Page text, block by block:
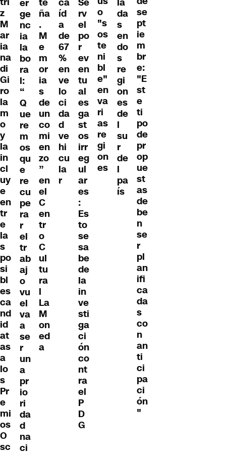
z
M
ar
ia
na
di
Gi
ro
la
m
o
y
la
in
cl
uy
e
en
tr
e
la
s
po
si
bl
es
ca
nd
id
at
as
a
lo
s
Pr
e
mi
os
O
sc
er
ge
nc
ia
la
bo
ra
l:
“
Q
ue
re
m
os
qu
e
re
cu
pe
ra
r
el
tr
ab
aj
o
vu
el
va
a
se
r
un
a
pr
io
ri
da
d
na
ci
ña
.
M
e
m
or
ia
s
de
un
co
mi
en
zo
”
en
el
C
en
tr
o
C
ul
tu
ra
l
La
M
on
ed
a
íd
a
de
67
%
en
ve
lo
ci
da
d
ve
hi
cu
la
r
rv
el
po
r
ev
en
tu
al
es
ga
st
os
irr
eg
ul
ar
es
:
Es
to
se
sa
be
de
la
in
ve
sti
ga
ci
ón
co
nt
ra
el
P
D
G
o
"s
os
te
ni
bl
e"
en
va
ri
as
re
gi
on
es
da
s
en
do
s
re
gi
on
es
de
l
su
r
de
l
pa
ís
se
pt
ie
m
br
e:
"E
st
e
ti
po
de
pr
op
ue
st
as
de
be
n
se
r
pl
an
ifi
ca
da
s
co
n
an
ti
ci
pa
ci
ón
"